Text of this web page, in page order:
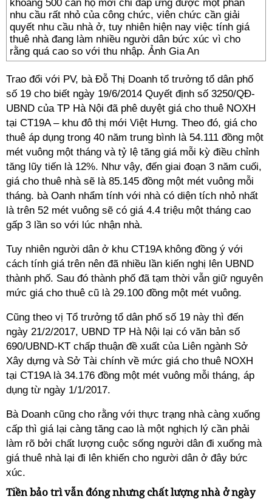
khoảng 500 căn hộ mới chỉ đáp ứng được một phần
nhu cầu rất nhỏ của công chức, viên chức cần giải
quyết nhu cầu nhà ở, tuy nhiên hiện nay việc tính giá
thuê nhà đang làm nhiều người dân bức xúc vì cho
rằng quá cao so với thu nhập. Ảnh Gia An
Trao đổi với PV, bà Đỗ Thị Doanh tổ trưởng tổ dân phố
số 19 cho biết ngày 19/6/2014 Quyết định số 3250/QĐ-
UBND của TP Hà Nội đã phê duyệt giá cho thuê NOXH
tại CT19A – khu đô thị mới Việt Hưng. Theo đó, giá cho
thuê áp dụng trong 40 năm trung bình là 54.111 đồng một
mét vuông một tháng và tỷ lệ tăng giá mỗi kỳ điều chỉnh
tăng lũy tiến là 12%. Như vậy, đến giai đoạn 3 năm cuối,
giá cho thuê nhà sẽ là 85.145 đồng một mét vuông mỗi
tháng. bà Oanh nhẩm tính với nhà có diện tích nhỏ nhất
là trên 52 mét vuông sẽ có giá 4.4 triệu một tháng cao
gấp 3 lần so với lúc nhận nhà.
Tuy nhiên người dân ở khu CT19A không đồng ý với
cách tính giá trên nên đã nhiều lần kiến nghị lên UBND
thành phố. Sau đó thành phố đã tạm thời vẫn giữ nguyên
mức giá cho thuê cũ là 29.100 đồng một mét vuông.
Cũng theo vị Tổ trưởng tổ dân phố số 19 này thì đến
ngày 21/2/2017, UBND TP Hà Nội lại có văn bản số
690/UBND-KT chấp thuận đề xuất của Liên ngành Sở
Xây dựng và Sở Tài chính về mức giá cho thuê NOXH
tại CT19A là 34.176 đồng một mét vuông mỗi tháng, áp
dụng từ ngày 1/1/2017.
Bà Doanh cũng cho rằng với thực trạng nhà càng xuống
cấp thì giá lại càng tăng cao là một nghịch lý cần phải
làm rõ bởi chất lượng cuộc sống người dân đi xuống mà
giá thuê nhà lại đi lên khiến cho người dân ở đây bức
xúc.
Tiền bảo trì vẫn đóng nhưng chất lượng nhà ở ngày